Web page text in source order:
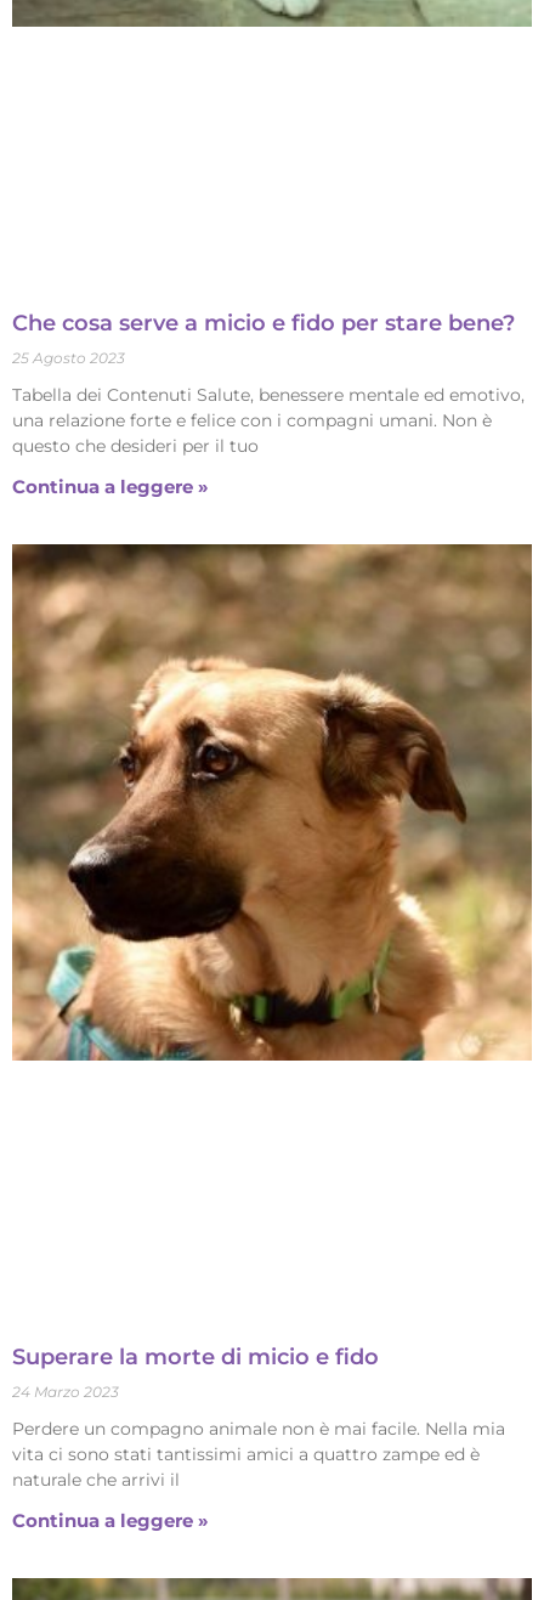
Che cosa serve a micio e fido per stare bene?
25 Agosto 2023
Tabella dei Contenuti Salute, benessere mentale ed emotivo,
una relazione forte e felice con i compagni umani. Non è
questo che desideri per il tuo
Continua a leggere »
Superare la morte di micio e fido
24 Marzo 2023
Perdere un compagno animale non è mai facile. Nella mia
vita ci sono stati tantissimi amici a quattro zampe ed è
naturale che arrivi il
Continua a leggere »